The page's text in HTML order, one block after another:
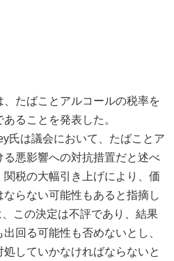
たばことアルコールの税率を
ることを発表した。
氏は議会において、たばことア
悪影響への対抗措置だと述べ
税の大幅引き上げにより、価
らない可能性もあると指摘し
この決定は不評であり、結果
回る可能性も否めないとし、
していかなければならないと